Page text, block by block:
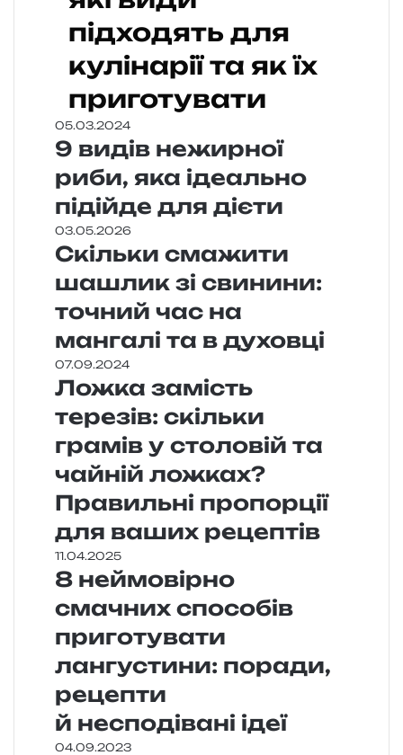
підходять для
кулінарії та як їх
приготувати
05.03.2024
9 видів нежирної
риби, яка ідеально
підійде для дієти
03.05.2026
Скільки смажити
шашлик зі свинини:
точний час на
мангалі та в духовці
07.09.2024
Ложка замість
терезів: скільки
грамів у столовій та
чайній ложках?
Правильні пропорції
для ваших рецептів
11.04.2025
8 неймовірно
смачних способів
приготувати
лангустини: поради,
рецепти
й несподівані ідеї
04.09.2023